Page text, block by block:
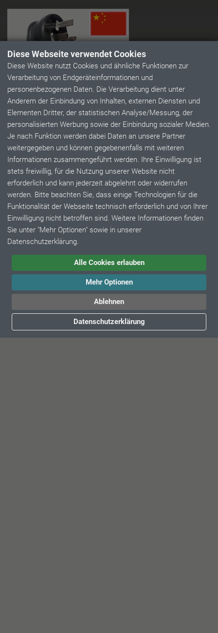
Diese Webseite verwendet Cookies
Diese Website nutzt Cookies und ähnliche Funktionen zur
Verarbeitung von Endgeräteinformationen und
personenbezogenen Daten. Die Verarbeitung dient unter
Anderem der Einbindung von Inhalten, externen Diensten und
Elementen Dritter, der statistischen Analyse/Messung, der
personalisierten Werbung sowie der Einbindung sozialer Medien.
Je nach Funktion werden dabei Daten an unsere Partner
weitergegeben und können gegebenenfalls mit weiteren
Informationen zusammengeführt werden. Ihre Einwilligung ist
stets freiwillig, für die Nutzung unserer Website nicht
erforderlich und kann jederzeit abgelehnt oder widerrufen
werden. Bitte beachten Sie, dass einige Technologien für die
Funktionalität der Webseite technisch erforderlich und von Ihrer
Einwilligung nicht betroffen sind. Weitere Informationen finden
Sie unter "Mehr Optionen" sowie in unserer
Datenschutzerklärung.
Alle Cookies erlauben
Mehr Optionen
Ablehnen
Datenschutzerklärung
M09C - CHINA - WINKELSTECKER
Steckertyp I
Chinesicher Winkelstecker
GB 2099.1 und GB 1002
10A
250V ~
© 2026 by Müller Plastik GmbH. Alle Rechte vorbehalten.
Datenschutz
DIN ISO 9001:2015
SCHNELLKONTAKT